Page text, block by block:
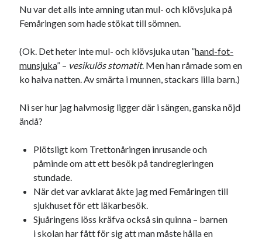
Nu var det alls inte amning utan mul- och klövsjuka på
Femåringen som hade stökat till sömnen.
(Ok. Det heter inte mul- och klövsjuka utan ”hand-fot-
munsjuka” – vesikulös stomatit. Men han råmade som en
ko halva natten. Av smärta i munnen, stackars lilla barn.)
Ni ser hur jag halvmosig ligger där i sängen, ganska nöjd
ändå?
Plötsligt kom Trettonåringen inrusande och
påminde om att ett besök på tandregleringen
stundade.
När det var avklarat åkte jag med Femåringen till
sjukhuset för ett läkarbesök.
Sjuåringens löss kräfva också sin quinna – barnen
i skolan har fått för sig att man måste hålla en